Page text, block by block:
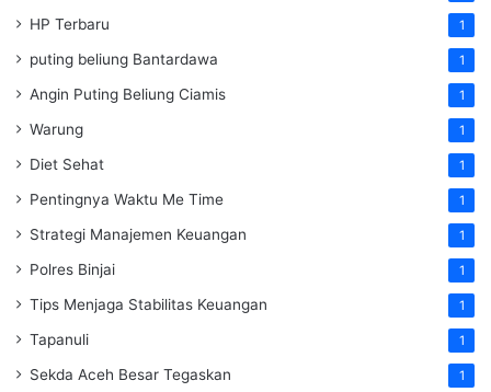
HP Terbaru 1
puting beliung Bantardawa 1
Angin Puting Beliung Ciamis 1
Warung 1
Diet Sehat 1
Pentingnya Waktu Me Time 1
Strategi Manajemen Keuangan 1
Polres Binjai 1
Tips Menjaga Stabilitas Keuangan 1
Tapanuli 1
Sekda Aceh Besar Tegaskan 1